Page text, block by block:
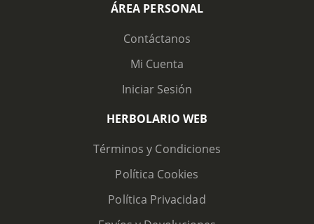
ÁREA PERSONAL
Contáctanos
Mi Cuenta
Iniciar Sesión
HERBOLARIO WEB
Términos y Condiciones
Política Cookies
Política Privacidad